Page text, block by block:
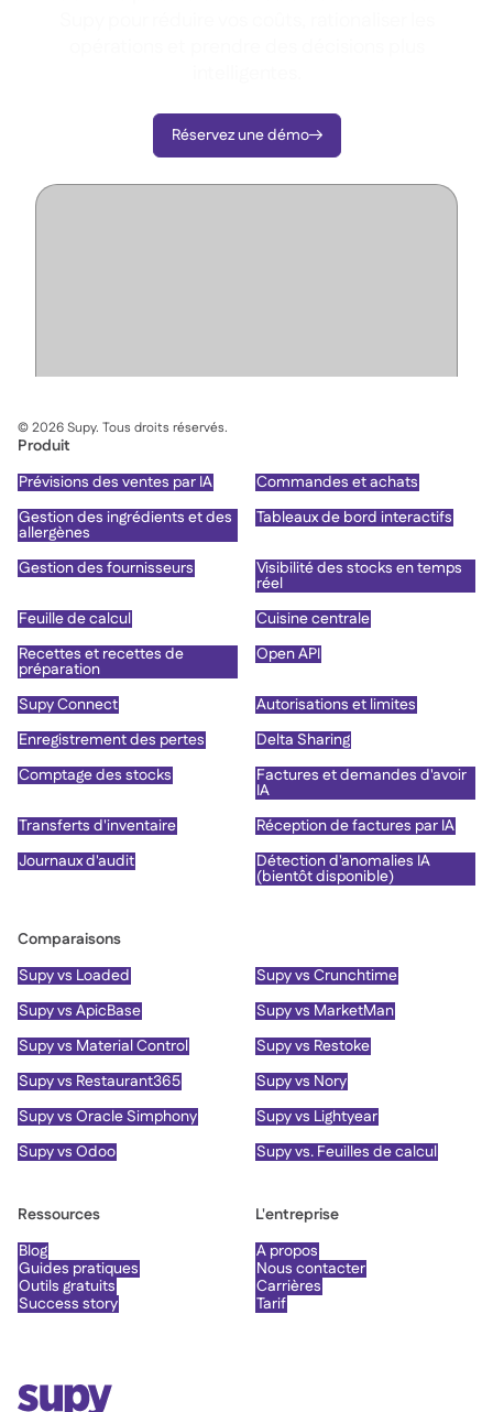
Réservez une démo
Produit
Prévisions des ventes par IA
Commandes et achats
Gestion des ingrédients et des
allergènes
Tableaux de bord interactifs
Gestion des fournisseurs Visibilité des stocks en temps
réel
Feuille de calcul
Cuisine centrale
Recettes et recettes de
préparation
Open API
Supy Connect
Autorisations et limites
Enregistrement des pertes
Delta Sharing
Comptage des stocks
Factures et demandes d'avoir
IA
Transferts d'inventaire
Réception de factures par IA
Journaux d'audit
Détection d'anomalies IA
(bientôt disponible)
Comparaisons
Supy vs Loaded
Supy vs Crunchtime
Supy vs ApicBase
Supy vs MarketMan
Supy vs Material Control
Supy vs Restoke
Supy vs Restaurant365
Supy vs Nory
Supy vs Oracle Simphony
Supy vs Lightyear
Supy vs Odoo
Supy vs. Feuilles de calcul
Ressources
Blog
Guides pratiques
Outils gratuits
Success story
L'entreprise
À propos
Nous contacter
Carrières
Tarif
©2026Supy. Tous droits réservés.